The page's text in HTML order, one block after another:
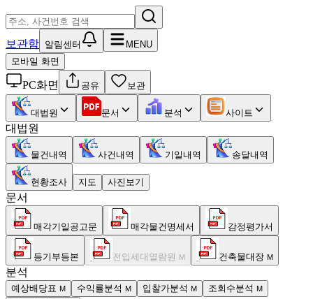
보관함 알림센터
MENU
모바일 화면
PC화면 공유 보관
대법원 문서 분석 사이트
대법원
물건내역 사건내역 기일내역 송달내역
현황조사 지도 사진보기
문서
매각기일공고문 매각물건명세서 감정평가서
등기부등본 전입세대열람원 M 건축물대장 M
분석
예상배당표 M 수익률분석 M 입찰가분석 M 조회수분석 M